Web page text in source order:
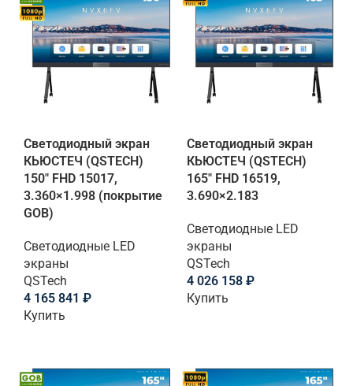
Светодиодный экран
КЬЮСТЕЧ (QSTECH)
150" FHD 15017,
3.360×1.998 (покрытие
GOB)
Светодиодные LED
экраны
QSTech
4 165 841 ₽
Купить
Светодиодный экран
КЬЮСТЕЧ (QSTECH)
165" FHD 16519,
3.690×2.183
Светодиодные LED
экраны
QSTech
4 026 158 ₽
Купить